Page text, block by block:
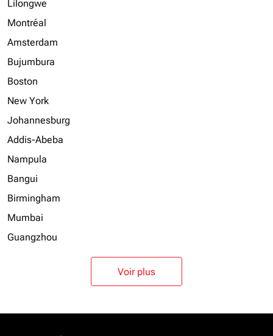
Lilongwe
Montréal
Amsterdam
Bujumbura
Boston
New York
Johannesburg
Addis-Abeba
Nampula
Bangui
Birmingham
Mumbai
Guangzhou
Voir plus